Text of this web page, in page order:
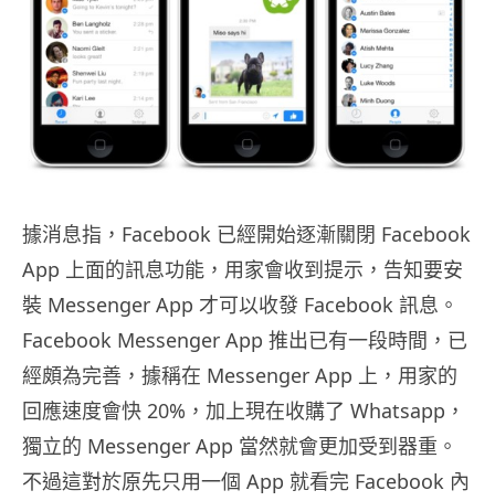
據消息指，Facebook 已經開始逐漸關閉 Facebook
App 上面的訊息功能，用家會收到提示，告知要安
裝 Messenger App 才可以收發 Facebook 訊息。
Facebook Messenger App 推出已有一段時間，已
經頗為完善，據稱在 Messenger App 上，用家的
回應速度會快 20%，加上現在收購了 Whatsapp，
獨立的 Messenger App 當然就會更加受到器重。
不過這對於原先只用一個 App 就看完 Facebook 內